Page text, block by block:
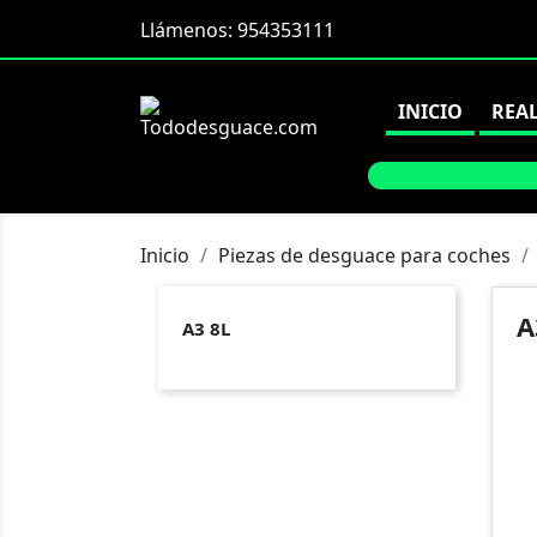
Llámenos: 954353111
INICIO
Inicio Piezas de desguace para coches
A3 8L